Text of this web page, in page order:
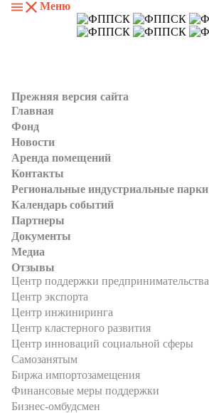
Меню
Прежняя версия сайта
Главная
Фонд
Новости
Аренда помещений
Контакты
Региональные индустриальные парки
Календарь событий
Партнеры
Документы
Медиа
Отзывы
Центр поддержки предпринимательства
Центр экспорта
Центр инжиниринга
Центр кластерного развития
Центр инноваций социальной сферы
Cамозанятым
Биржа импортозамещения
Финансовые меры поддержки
Бизнес-омбудсмен